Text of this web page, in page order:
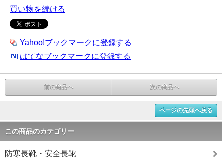
買い物を続ける
Yahoo!ブックマークに登録する
はてなブックマークに登録する
前の商品へ 次の商品へ
ページの先頭へ戻る
この商品のカテゴリー
防寒長靴・安全長靴